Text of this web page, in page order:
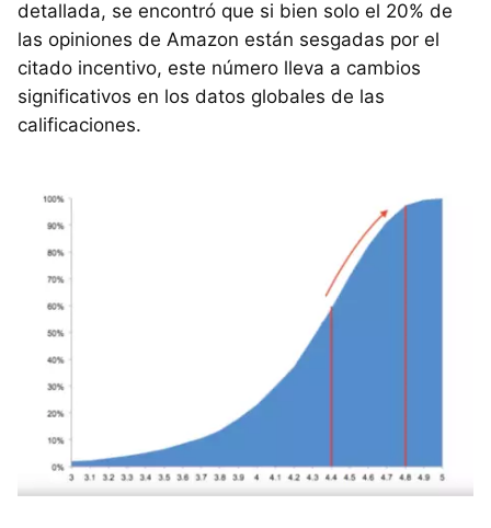
detallada, se encontró que si bien solo el 20% de
las opiniones de Amazon están sesgadas por el
citado incentivo, este número lleva a cambios
significativos en los datos globales de las
calificaciones.